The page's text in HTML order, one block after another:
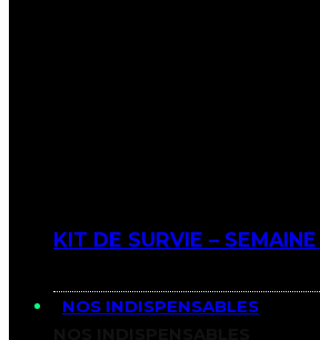
KIT DE SURVIE –
NOS INDISPENSABLES